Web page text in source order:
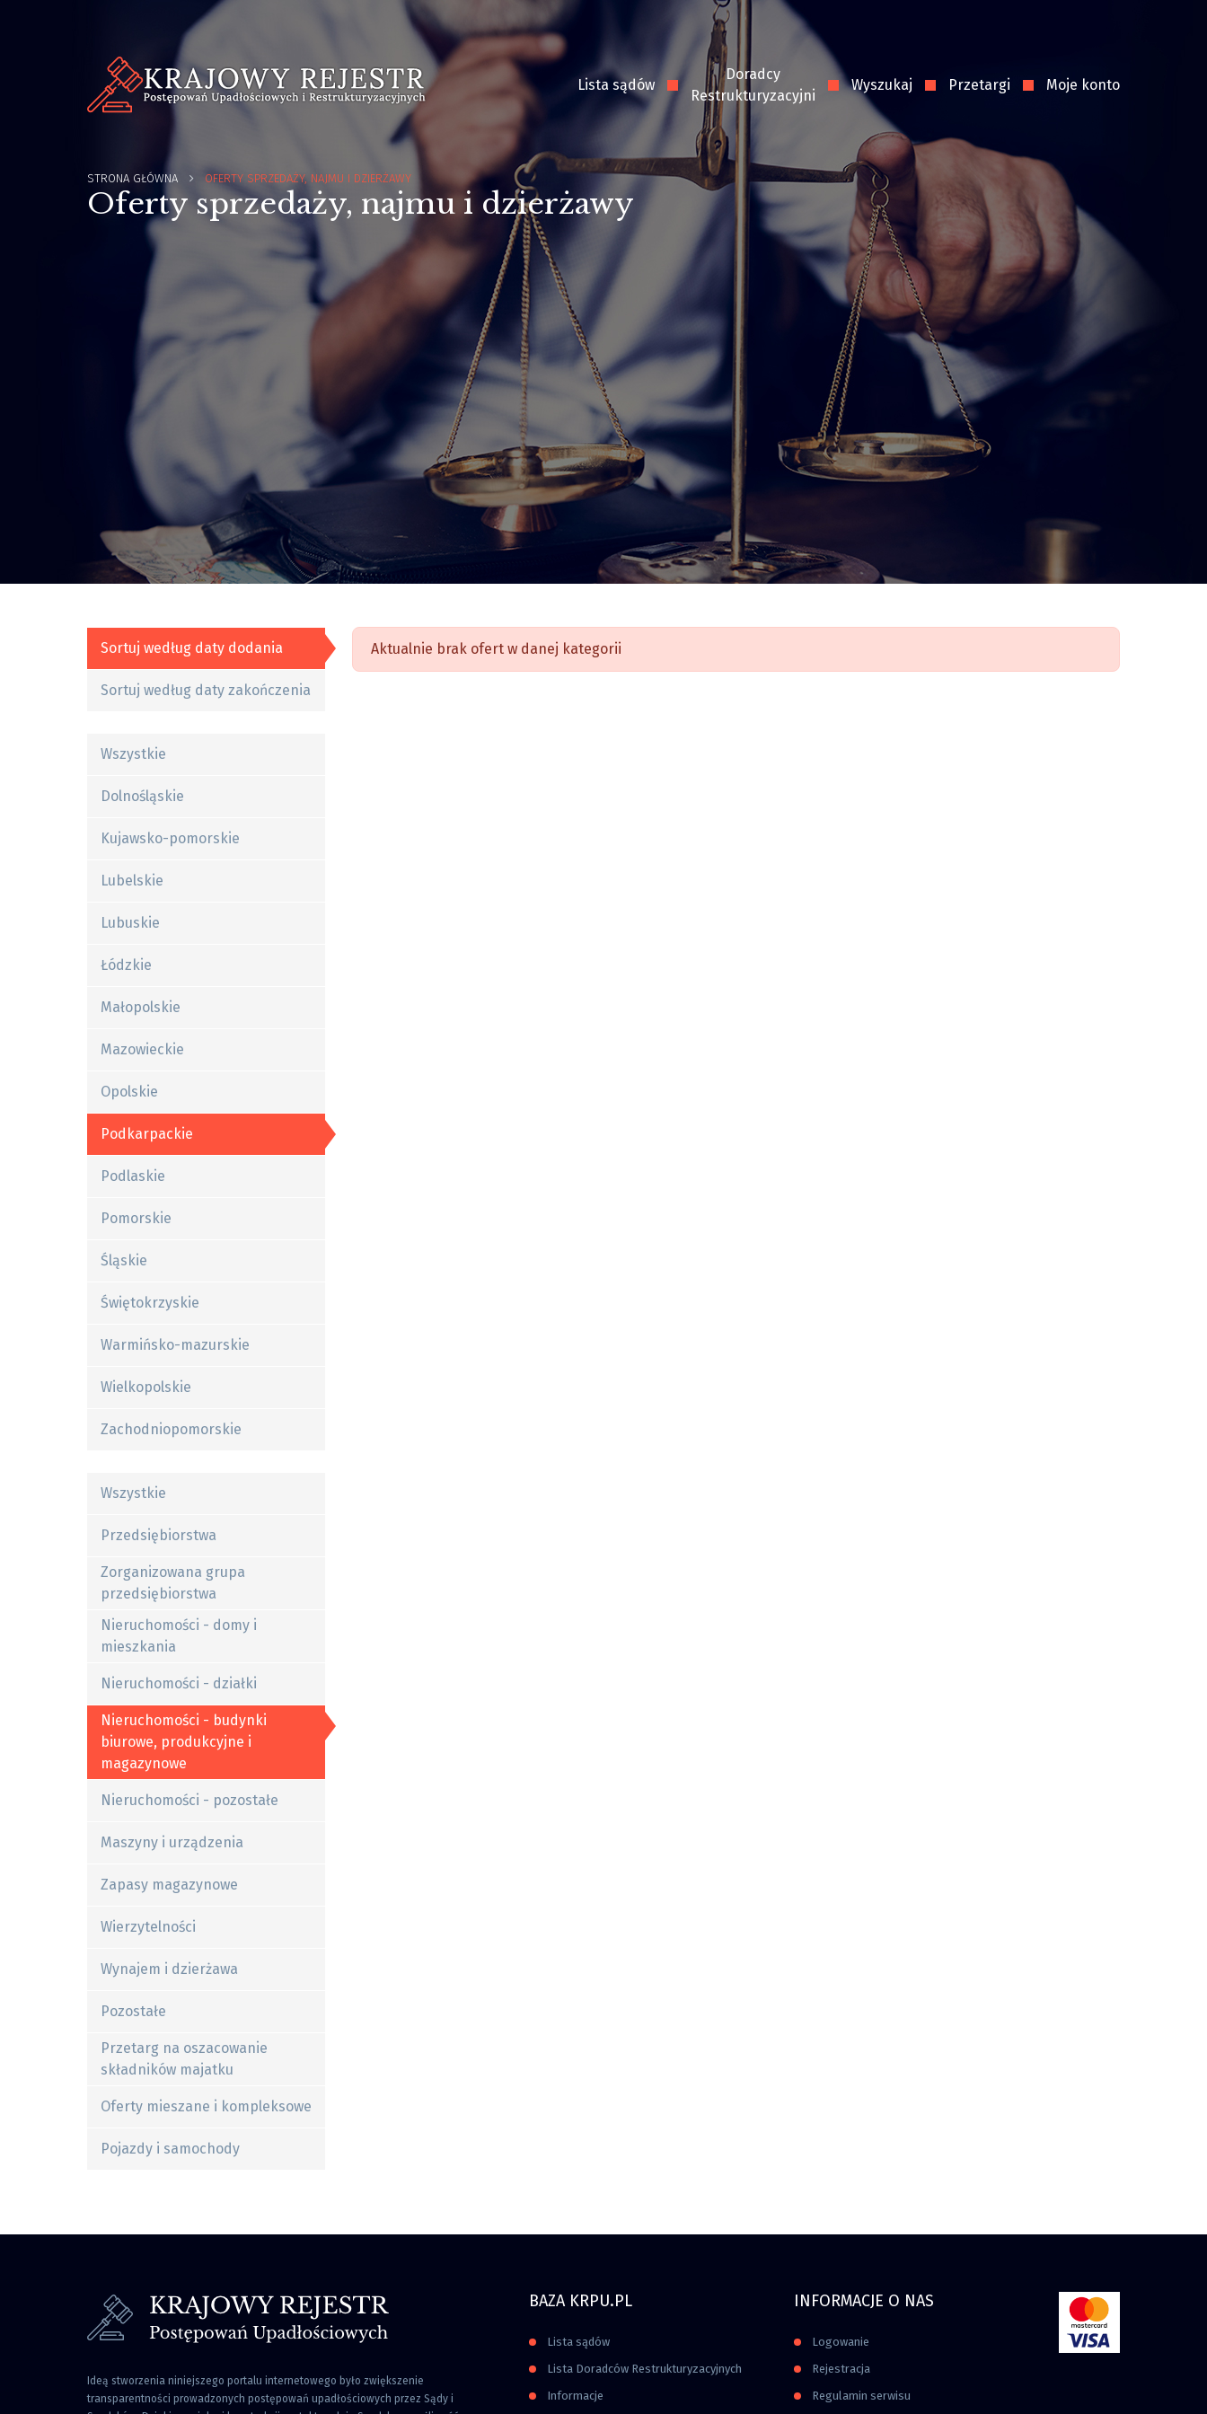
Lista sądów
Doradcy
Restrukturyzacyjni
Wyszukaj Przetargi Moje konto
STRONA GŁÓWNA OFERTY SPRZEDAŻY, NAJMU I DZIERŻAWY
Oferty sprzedaży, najmu i dzierżawy
Sortuj według daty dodania
Sortuj według daty zakończenia
Wszystkie
Dolnośląskie
Kujawsko-pomorskie
Lubelskie
Lubuskie
Łódzkie
Małopolskie
Mazowieckie
Opolskie
Podkarpackie
Podlaskie
Pomorskie
Śląskie
Świętokrzyskie
Warmińsko-mazurskie
Wielkopolskie
Zachodniopomorskie
Wszystkie
Przedsiębiorstwa
Zorganizowana grupa
przedsiębiorstwa
Nieruchomości - domy i
mieszkania
Nieruchomości - działki
Nieruchomości - budynki
biurowe, produkcyjne i
magazynowe
Nieruchomości - pozostałe
Maszyny i urządzenia
Zapasy magazynowe
Wierzytelności
Wynajem i dzierżawa
Pozostałe
Przetarg na oszacowanie
składników majatku
Oferty mieszane i kompleksowe
Pojazdy i samochody
Aktualnie brak ofert w danej kategorii
Ideą stworzenia niniejszego portalu internetowego było zwiększenie
transparentności prowadzonych postępowań upadłościowych przez Sądy i
BAZA KRPU.PL
Lista sądów
Lista Doradców Restrukturyzacyjnych
Informacje
INFORMACJE O NAS
Logowanie
Rejestracja
Regulamin serwisu